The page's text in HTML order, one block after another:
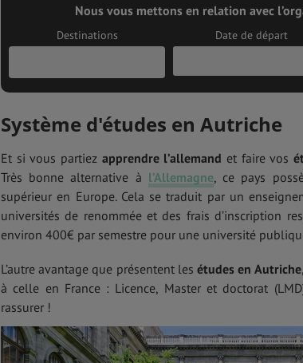
Nous vous mettons en relation avec
Destinations Date de départ
L M
3 4 5
10 11 12
17 18 19
Système d'études en Autriche
Et si vous partiez apprendre l’allemand et faire vos
Très bonne alternative à l’Allemagne, ce pays
supérieur en Europe. Cela se traduit par un
universités de renommée et des frais d’inscription
environ 400€ par semestre pour une université
L’autre avantage que présentent lesétudes en Autriche
à celle en France : Licence, Master et doctorat
rassurer !